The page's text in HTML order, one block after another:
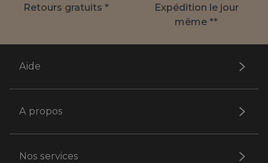
Retours gratuits *
Expédition le jour
même **
Aide
A propos
Nos services